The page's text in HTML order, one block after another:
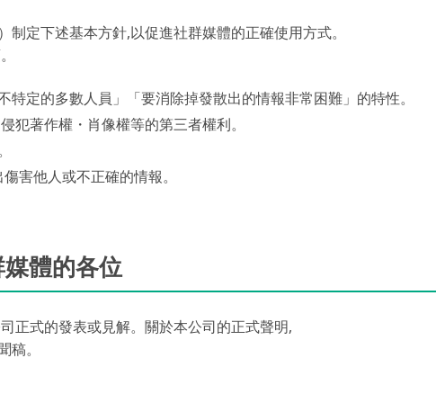
定下述基本方針,以促進社群媒體的正確使用方式。
定的多數人員」「要消除掉發散出的情報非常困難」的特性。
犯著作權・肖像權等的第三者權利。
害他人或不正確的情報。
體的各位
正式的發表或見解。關於本公司的正式聲明,
。